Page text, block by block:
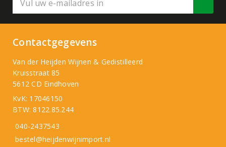
Contactgegevens
Van der Heijden Wijnen & Gedistilleerd
Kruisstraat 85
5612 CD Eindhoven
KvK: 17046150
BTW: 8122.85.244
040-2437543
bestel@heijdenwijnimport.nl